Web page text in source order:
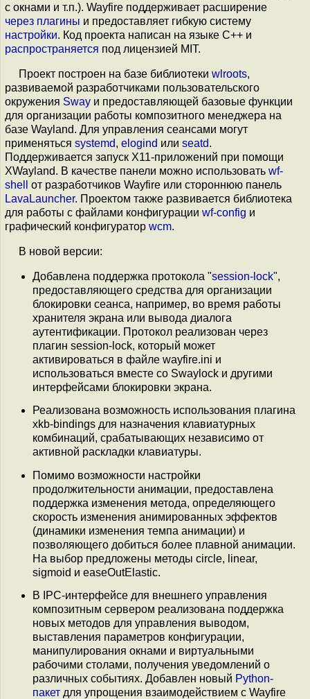
с окнами и т.п.). Wayfire поддерживает расширение
через плагины и предоставляет гибкую систему
настройки. Код проекта написан на языке C++ и
распространяется под лицензией MIT.
Проект построен на базе библиотеки wlroots,
развиваемой разработчиками пользовательского
окружения Sway и предоставляющей базовые функции
для организации работы композитного менеджера на
базе Wayland. Для управления сеансами могут
применяться systemd, elogind или seatd.
Поддерживается запуск X11-приложений при помощи
XWayland. В качестве панели можно использовать wf-
shell
от разработчиков Wayfire или стороннюю панель
LavaLauncher. Проектом также развивается библиотека
для работы с файлами конфигурации wf-config и
графический конфигуратор wcm.
В новой версии:
Добавлена поддержка протокола "session-lock",
предоставляющего средства для организации
блокировки сеанса, например, во время работы
хранителя экрана или вывода диалога
аутентификации. Протокол реализован через
плагин session-lock, который может
активироваться в файле wayfire.ini и
использоваться вместе со Swaylock и другими
интерфейсами блокировки экрана.
Реализована возможность использования плагина
xkb-bindings для назначения клавиатурных
комбинаций, срабатывающих независимо от
активной раскладки клавиатуры.
Помимо возможности настройки
продолжительности анимации, предоставлена
поддержка изменения метода, определяющего
скорость изменения анимированных эффектов
(динамики изменения темпа анимации) и
позволяющего добиться более плавной анимации.
На выбор предложены методы circle, linear,
sigmoid и easeOutElastic.
В IPC-интерфейсе для внешнего управления
композитным сервером реализована поддержка
новых методов для управления выводом,
выставления параметров конфигурации,
манипулирования окнами и виртуальными
рабочими столами, получения уведомлений о
различных событиях. Добавлен новый Python-
пакет для упрощения взаимодействием с Wayfire